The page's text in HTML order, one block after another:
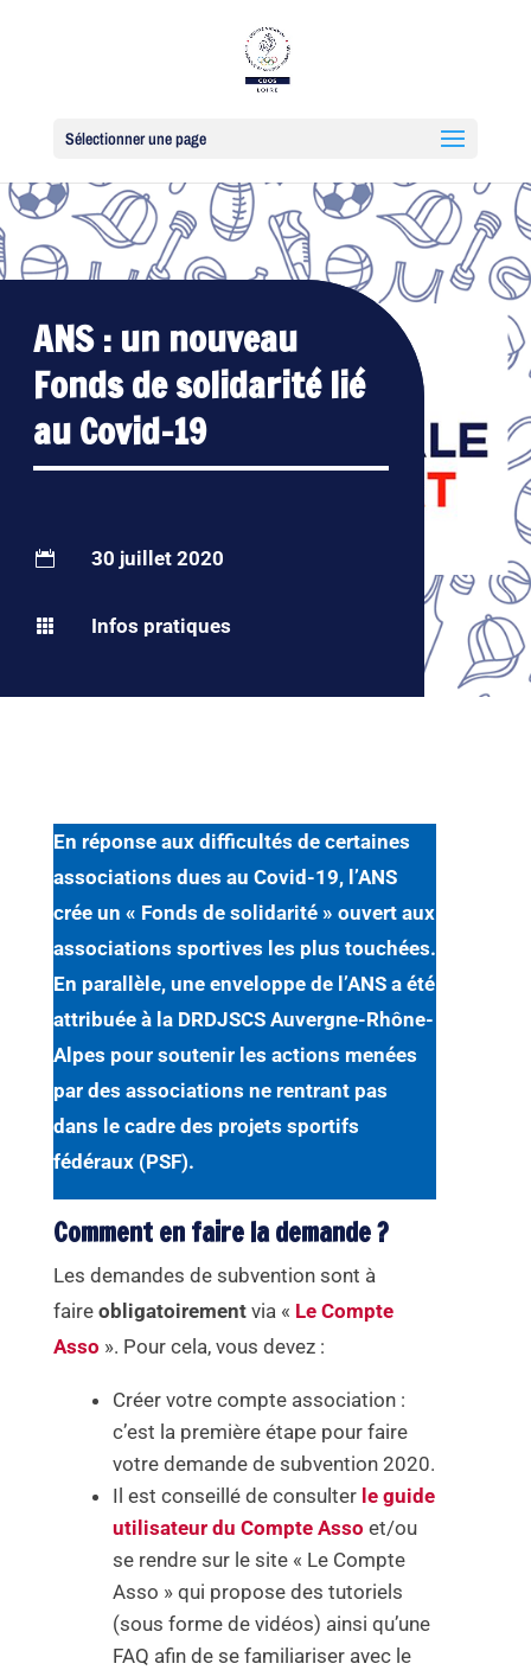
Sélectionner une page
ANS : un nouveau
Fonds de solidarité lié
au Covid-19
 30 juillet 2020
 Infos pratiques
En réponse aux difficultés de certaines
associations dues au Covid-19, l’ANS
crée un « Fonds de solidarité » ouvert aux
associations sportives les plus touchées.
En parallèle, une enveloppe de l’ANS a été
attribuée à la DRDJSCS Auvergne-Rhône-
Alpes pour soutenir les actions menées
par des associations ne rentrant pas
dans le cadre des projets sportifs
fédéraux (PSF).
Comment en faire la demande ?
Les demandes de subvention sont à
faireobligatoirementvia « Le Compte
Asso ». Pour cela, vous devez :
Créer votre compte association :
c’est la première étape pour faire
votre demande de subvention 2020.
Il est conseillé de consulter le guide
utilisateur du Compte Asso et/ou
se rendre sur le site « Le Compte
Asso » qui propose des tutoriels
(sous forme de vidéos) ainsi qu’une
FAQ afin de se familiariser avec le